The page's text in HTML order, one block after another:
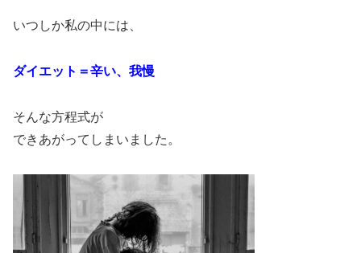
いつしか私の中には、
ダイエット＝辛い、我慢
そんな方程式が
できあがってしまいました。